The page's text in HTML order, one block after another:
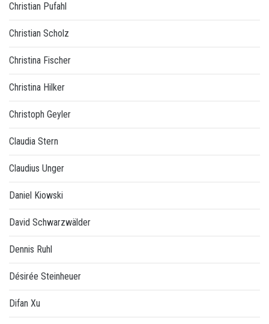
Christian Pufahl
Christian Scholz
Christina Fischer
Christina Hilker
Christoph Geyler
Claudia Stern
Claudius Unger
Daniel Kiowski
David Schwarzwälder
Dennis Ruhl
Désirée Steinheuer
Difan Xu